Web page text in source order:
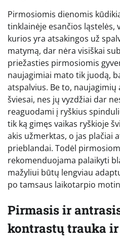
Pirmosiomis dienomis
tinklainėje esančios ląstelės,
kurios yra atsakingos už
matymą, dar nėra visiškai
priežasties pirmosiomis
naujagimiai mato tik juodą,
atspalvius. Be to,
šviesai, nes jų vyzdžiai dar
reaguodami į ryškius
tik ką gimęs vaikas ryškioje
akis užmerktas, o jas plačiai
prieblandai. Todėl
rekomenduojama palaikyti
mažyliui būtų lengviau
po tamsaus laikotarpio
Pirmasis ir
kontrastų trauka